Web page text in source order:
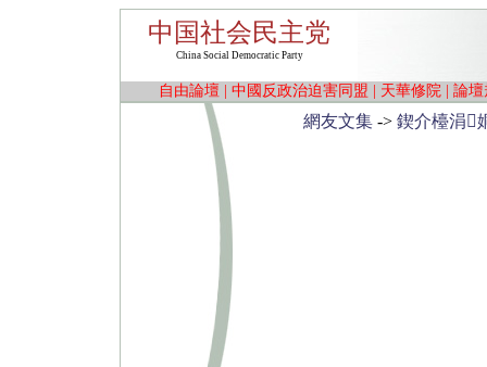
中国社会民主党
China Social Democratic Party
自由論壇 中國反政治迫害同盟 天華修院| 論壇
網友文集 -> 鍥介檯涓